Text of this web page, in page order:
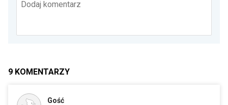
Dodaj komentarz
9 KOMENTARZY
Gość